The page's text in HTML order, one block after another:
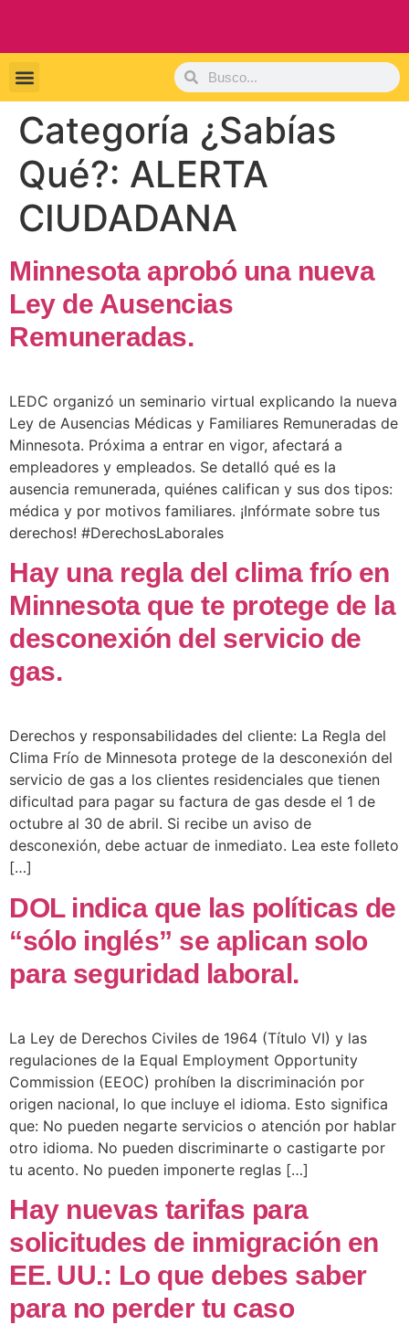
Categoría ¿Sabías
Qué?: ALERTA
CIUDADANA
Minnesota aprobó una nueva
Ley de Ausencias
Remuneradas.
LEDC organizó un seminario virtual explicando la nueva
Ley de Ausencias Médicas y Familiares Remuneradas de
Minnesota. Próxima a entrar en vigor, afectará a
empleadores y empleados. Se detalló qué es la
ausencia remunerada, quiénes califican y sus dos tipos:
médica y por motivos familiares. ¡Infórmate sobre tus
derechos! #DerechosLaborales
Hay una regla del clima frío en
Minnesota que te protege de la
desconexión del servicio de
gas.
Derechos y responsabilidades del cliente: La Regla del
Clima Frío de Minnesota protege de la desconexión del
servicio de gas a los clientes residenciales que tienen
dificultad para pagar su factura de gas desde el 1 de
octubre al 30 de abril. Si recibe un aviso de
desconexión, debe actuar de inmediato. Lea este folleto
[…]
DOL indica que las políticas de
“sólo inglés” se aplican solo
para seguridad laboral.
La Ley de Derechos Civiles de 1964 (Título VI) y las
regulaciones de la Equal Employment Opportunity
Commission (EEOC) prohíben la discriminación por
origen nacional, lo que incluye el idioma. Esto significa
que: No pueden negarte servicios o atención por hablar
otro idioma. No pueden discriminarte o castigarte por
tu acento. No pueden imponerte reglas […]
Hay nuevas tarifas para
solicitudes de inmigración en
EE. UU.: Lo que debes saber
para no perder tu caso